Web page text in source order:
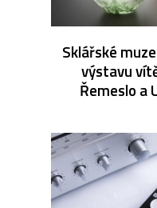
Sklářské
výstavu
Řemeslo a